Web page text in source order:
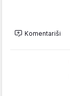
Komentariši